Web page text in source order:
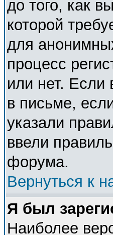
до того, как
которой
для
процесс
или нет. Если
в письме,
указали
ввели
форума.
Вернуться к
Я был
Наиболее